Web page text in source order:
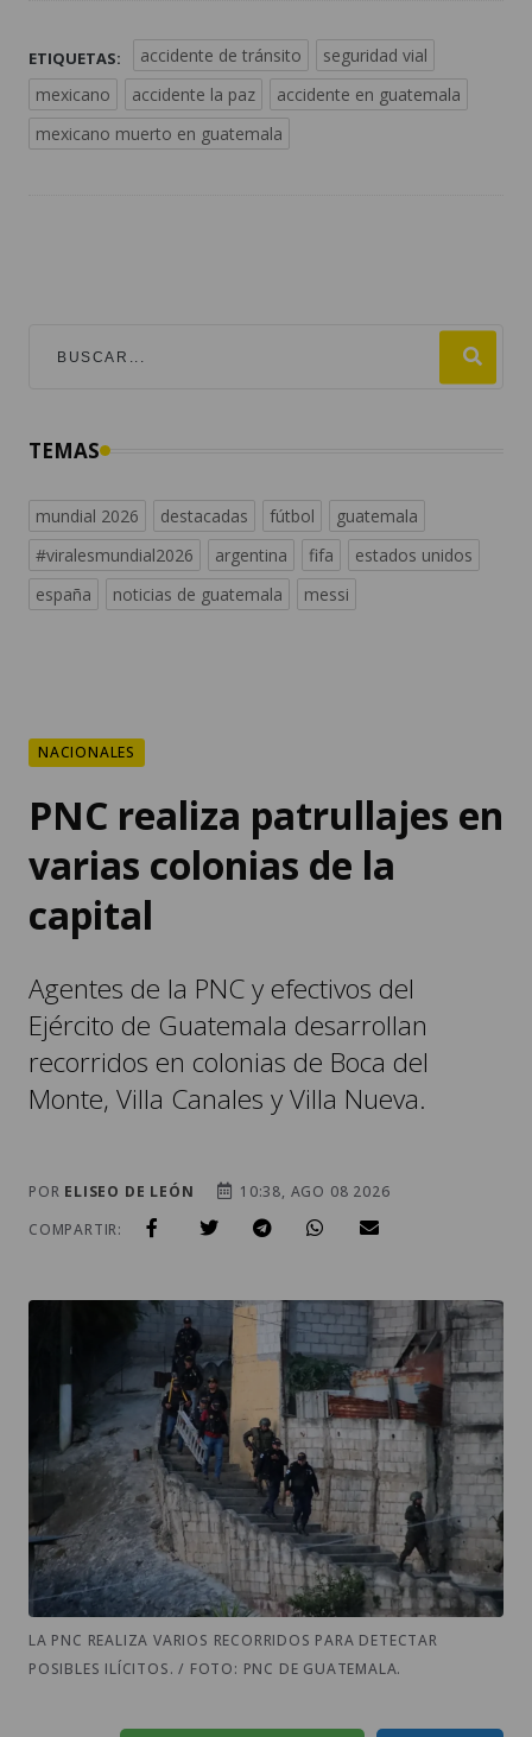
ETIQUETAS: accidente de tránsito
seguridad vial
mexicano
accidente la paz
accidente en guatemala
mexicano muerto en guatemala
TEMAS
mundial 2026 destacadas fútbol
guatemala
#viralesmundial2026
argentina fifa
estados unidos
españa
noticias de guatemala messi
NACIONALES
PNC realiza patrullajes en
varias colonias de la
capital
Agentes de la PNC y efectivos del
Ejército de Guatemala desarrollan
recorridos en colonias de Boca del
Monte, Villa Canales y Villa Nueva.
POR ELISEO DE LEÓN
10:38, AGO 08 2026
COMPARTIR:
LA PNC REALIZA VARIOS RECORRIDOS PARA DETECTAR
POSIBLES ILÍCITOS. / FOTO: PNC DE GUATEMALA.